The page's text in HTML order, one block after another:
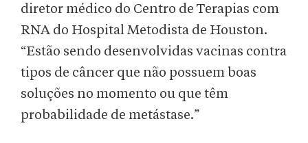
diretor médico do Centro de Terapias com
RNA do Hospital Metodista de Houston.
“Estão sendo desenvolvidas vacinas contra
tipos de câncer que não possuem boas
soluções no momento ou que têm
probabilidade de metástase.”